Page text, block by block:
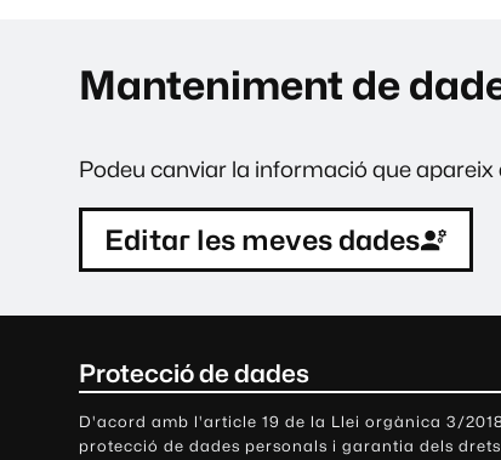
Manteniment de
Podeu canviar la informació que
Editar les meves dades
Protecció de dades
D'acord amb l'article 19 de la Llei orgànica 3/
protecció de dades personals i garantia dels